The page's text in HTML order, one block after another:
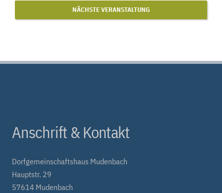
NÄCHSTE VERANSTALTUNG
Anschrift & Kontakt
Dorfgemeinschaftshaus Mudenbach
Hauptstr. 29
57614 Mudenbach